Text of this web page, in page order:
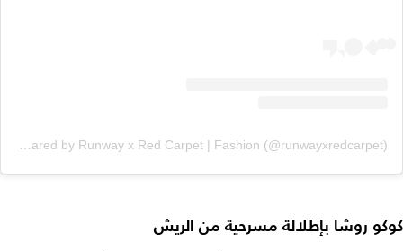
كوكو روشا بإطلالة مسرحية من الريش